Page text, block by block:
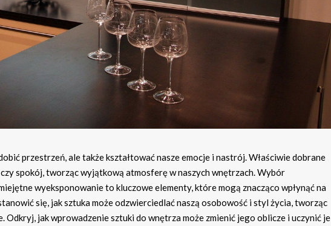
przestrzeń, ale także kształtować nasze emocje i nastrój. Właściwie dobrane
spokój, tworząc wyjątkową atmosferę w naszych wnętrzach. Wybór
wyeksponowanie to kluczowe elementy, które mogą znacząco wpłynąć na
się, jak sztuka może odzwierciedlać naszą osobowość i styl życia, tworząc
jak wprowadzenie sztuki do wnętrza może zmienić jego oblicze i uczynić je